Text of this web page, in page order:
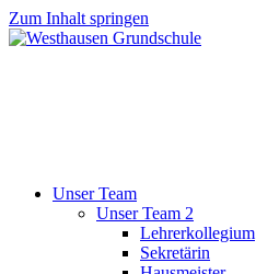
Zum Inhalt springen
Unser Team
Unser Team 2
Lehrerkollegium
Sekretärin